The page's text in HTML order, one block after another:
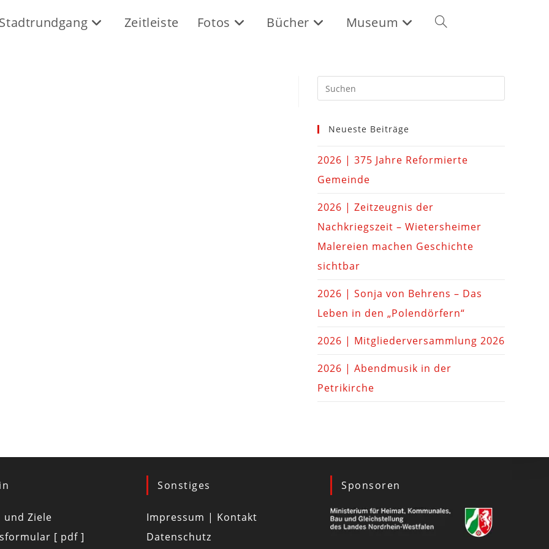
Zeitleiste Fotos Bücher Museum
Neueste Beiträge
2026 | 375 Jahre Reformierte
Gemeinde
2026 | Zeitzeugnis der
Nachkriegszeit – Wietersheimer
Malereien machen Geschichte
sichtbar
2026 | Sonja von Behrens – Das
Leben in den „Polendörfern“
2026 | Mitgliederversammlung 2026
2026 | Abendmusik in der
Petrikirche
und Ziele
[ pdf ]
Sonstiges
Impressum | Kontakt
Datenschutz
Sponsoren